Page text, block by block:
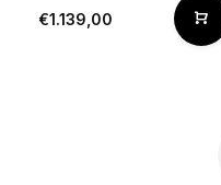
€1.139,00